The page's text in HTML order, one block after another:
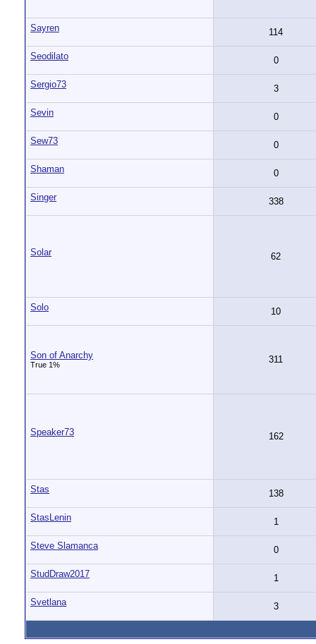
Sayren 114
Seodilato 0
Sergio73 3
Sevin 0
Sew73 0
Shaman 0
Singer 338
Solar 62
Solo 10
Son of Anarchy
True 1% 311
Speaker73 162
Stas 138
StasLenin 1
Steve Slamanca 0
StudDraw2017 1
Svetlana 3